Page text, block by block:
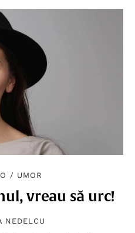
/ UMOR
vreau să urc!
NEDELCU